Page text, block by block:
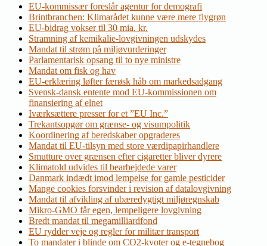
EU-kommissær foreslår agentur for demografi
Brintbranchen: Klimarådet kunne være mere flygrøn
EU-bidrag vokser til 30 mia. kr.
Stramning af kemikalie-lovgivningen udskydes
Mandat til strøm på miljøvurderinger
Parlamentarisk opsang til to nye ministre
Mandat om fisk og hav
EU-erklæring løfter færøsk håb om markedsadgang
Svensk-dansk entente mod EU-kommissionen om
finansiering af elnet
Iværksættere presser for et ”EU Inc.”
Trekantsopgør om grænse- og visumpolitik
Koordinering af beredskaber opgraderes
Mandat til EU-tilsyn med store værdipapirhandlere
Smutture over grænsen efter cigaretter bliver dyrere
Klimatold udvides til bearbejdede varer
Danmark indædt imod lempelse for gamle pesticider
Mange cookies forsvinder i revision af datalovgivning
Mandat til afvikling af ubæredygtigt miljøregnskab
Mikro-GMO får egen, lempeligere lovgivning
Bredt mandat til megamilliardfond
EU rydder veje og regler for militær transport
To mandater i blinde om CO2-kvoter og e-tegnebog